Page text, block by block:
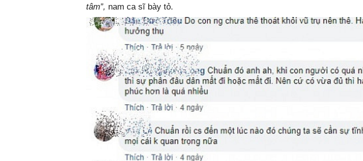
tâm”, nam ca sĩ bày tỏ.